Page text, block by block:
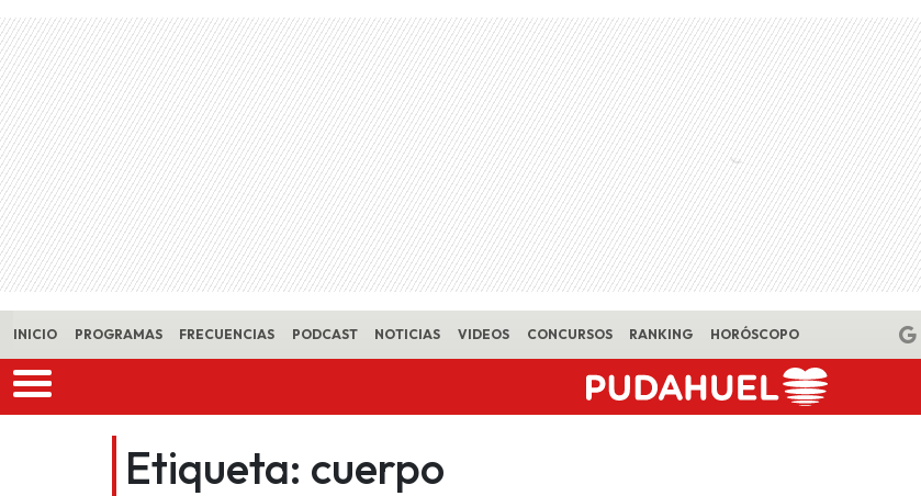
Skip to main content
INICIO PROGRAMAS FRECUENCIAS PODCAST NOTICIAS VIDEOS CONCURSOS RANKING HORÓSCOPO
Etiqueta: cuerpo